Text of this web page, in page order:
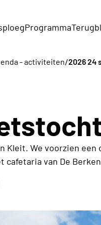
Programma
- activiteiten/2026 24
Kleit. We voorzien
cafetaria van De